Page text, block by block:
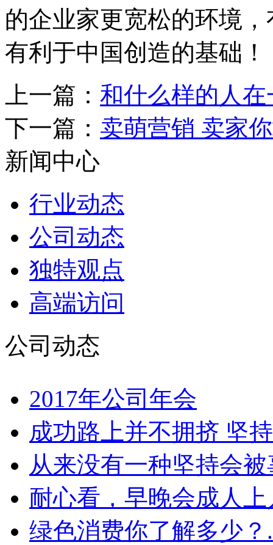
的企业家更宽松的环境
有利于中国创造的基础！
上一篇： 和什么样的人
下一篇： 卖萌营销 卖家
新闻中心
行业动态
公司动态
独特观点
高端访问
公司动态
2017年公司年会
成功路上并不拥挤 坚
从来没有一种坚持会被
耐心看，早晚会成人上
绿色消费你了解多少？